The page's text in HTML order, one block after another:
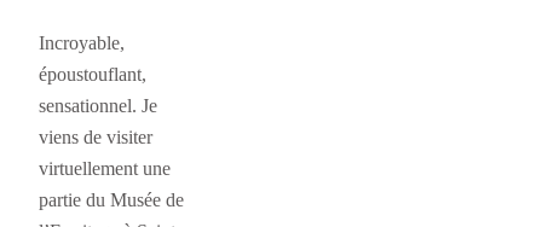
Incroyable,
époustouflant,
sensationnel. Je
viens de visiter
virtuellement une
partie du Musée de